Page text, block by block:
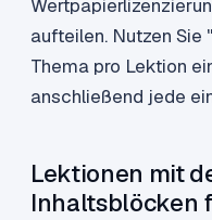
aufteilen. Nutzen Sie
Thema pro Lektion
anschließend jede
Lektionen mit
Inhaltsblöcken